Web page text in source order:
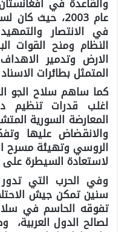
عام 2003، حيث
في الانتصار
النظام ومنح القوات
الارض وتدمير
المتمثل بطائرات
اغلب قدرات تنظيم
المعارضة السورية
والانقضاض عليها
الروسي وتهيئة مسرح
لاستعادة السيطرة على
وفي الحرب التي تدور
سنين تمكن جيش
تفوقه الحاسم في
لصالح الدول